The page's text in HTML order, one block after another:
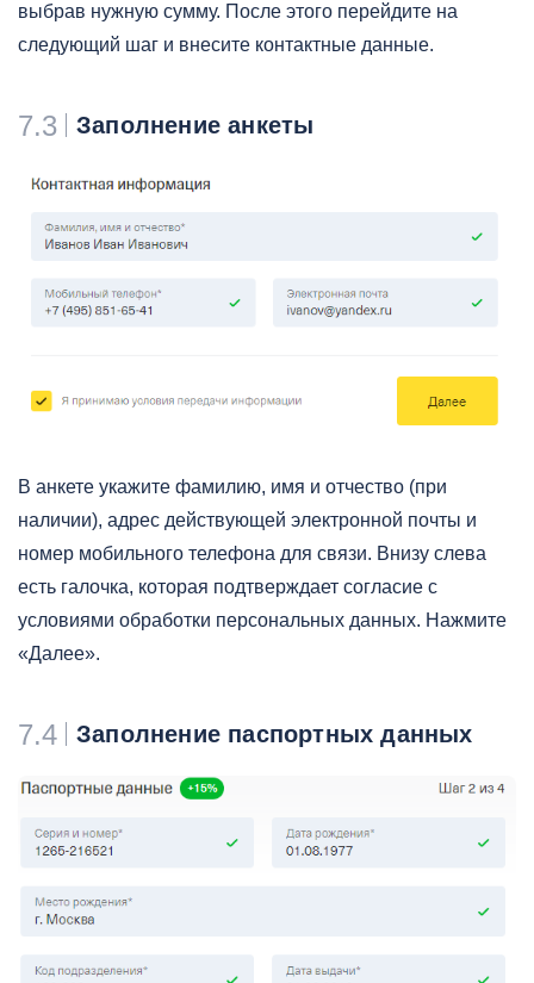
выбрав нужную сумму. После этого перейдите на
следующий шаг и внесите контактные данные.
7.3 Заполнение анкеты
В анкете укажите фамилию, имя и отчество (при
наличии), адрес действующей электронной почты и
номер мобильного телефона для связи. Внизу слева
есть галочка, которая подтверждает согласие с
условиями обработки персональных данных. Нажмите
«Далее».
7.4 Заполнение паспортных данных